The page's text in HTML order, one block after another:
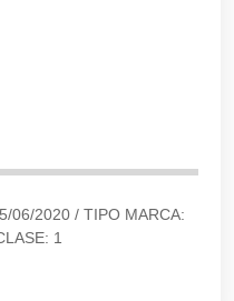
06/2020 / TIPO MARCA:
1